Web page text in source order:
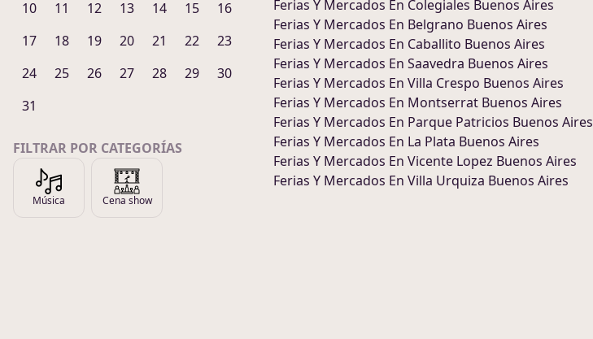
10
11 12 13 14 15
16
17
18 19 20 21 22
23
24
25 26 27 28 29
30
31
FILTRAR POR CATEGORÍAS
Música Cena show
Ferias Y Mercados En Colegiales Buenos Aires
Ferias Y Mercados En Belgrano Buenos Aires
Ferias Y Mercados En Caballito Buenos Aires
Ferias Y Mercados En Saavedra Buenos Aires
Ferias Y Mercados En Villa Crespo Buenos Aires
Ferias Y Mercados En Montserrat Buenos Aires
Ferias Y Mercados En Parque Patricios Buenos Aires
Ferias Y Mercados En La Plata Buenos Aires
Ferias Y Mercados En Vicente Lopez Buenos Aires
Ferias Y Mercados En Villa Urquiza Buenos Aires